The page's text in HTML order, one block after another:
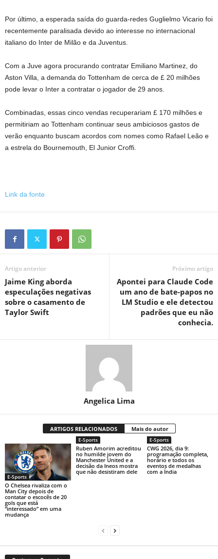
Por último, a esperada saída do guarda-redes Guglielmo Vicario foi
recentemente paralisada devido ao interesse no internacional
italiano do Inter de Milão e da Juventus.
Com a Juve agora procurando contratar Emiliano Martinez, do
Aston Villa, a demanda do Tottenham de cerca de £ 20 milhões
pode levar o Inter a contratar o jogador de 29 anos.
Combinadas, essas cinco vendas recuperariam £ 170 milhões e
permitiriam ao Tottenham continuar seus ambiciosos gastos de
verão enquanto buscam acordos com nomes como Rafael Leão e
a estrela do Bournemouth, El Junior Croffi.
Link da fonte
Artigo anterior
Jaime King aborda
especulações negativas
sobre o casamento de
Taylor Swift
Próximo artigo
Apontei para Claude Code
um ano de bate-papos no
LM Studio e ele detectou
padrões que eu não
conhecia.
Angelica Lima
ARTIGOS RELACIONADOS Mais do autor
E-Sports
O Chelsea rivaliza com o
Man City depois de
contatar o escocês de 20
gols que está
“interessado” em uma
mudança
E-Sports
Ruben Amorim acreditou
no humilde jovem do
Manchester United e a
decisão da Ineos mostra
que não desistiram dele
E-Sports
CWG 2026, dia 9:
programação completa,
horário e todos os
eventos de medalhas
com a Índia